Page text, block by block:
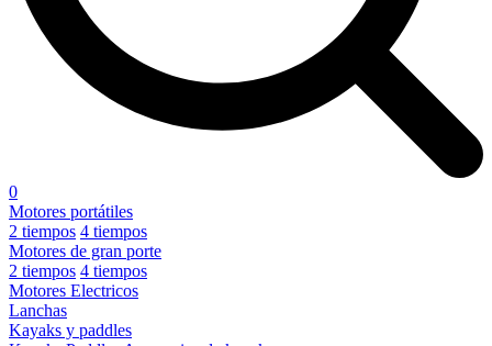
0
Motores portátiles
2 tiempos 4 tiempos
Motores de gran porte
2 tiempos 4 tiempos
Motores Electricos
Lanchas
Kayaks y paddles